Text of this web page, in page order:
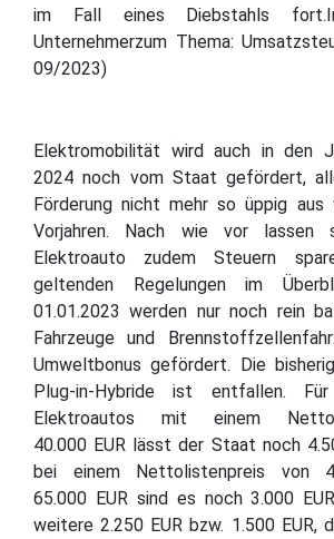
im Fall eines Diebstahls
Unternehmerzum Thema:
09/2023)
Elektromobilität wird auch in den
2024 noch vom Staat gefördert,
Förderung nicht mehr so üppig
Vorjahren. Nach wie vor lassen
Elektroauto zudem Steuern
geltenden Regelungen im
01.01.2023 werden nur noch rein
Fahrzeuge und
Umweltbonus gefördert. Die
Plug-in-Hybride ist entfallen.
Elektroautos mit einem
40.000 EUR lässt der Staat noch
bei einem Nettolistenpreis von
65.000 EUR sind es noch 3.000
weitere 2.250 EUR bzw. 1.500 EUR,